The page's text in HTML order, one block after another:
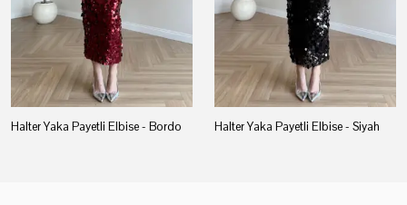
Halter Yaka Payetli Elbise - Bordo Halter Yaka Payetli Elbise - Siyah